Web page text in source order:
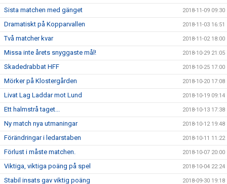
Sista matchen med gänget 2018-11-09 09:30
Dramatiskt på Kopparvallen 2018-11-03 16:51
Två matcher kvar 2018-11-02 18:00
Missa inte årets snyggaste mål! 2018-10-29 21:05
Skadedrabbat HFF 2018-10-25 17:00
Mörker på Klostergården 2018-10-20 17:08
Livat Lag Laddar mot Lund 2018-10-19 09:14
Ett halmstrå taget... 2018-10-13 17:38
Ny match nya utmaningar 2018-10-12 19:48
Förändringar i ledarstaben 2018-10-11 11:22
Förlust i måste matchen. 2018-10-07 20:00
Viktiga, viktiga poäng på spel 2018-10-04 22:24
Stabil insats gav viktig poäng 2018-09-30 19:18